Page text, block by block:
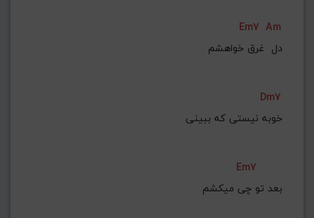
Em7 Am
دل  غرق خواهشم
Dm7
Em7
بعد تو چی میکشم